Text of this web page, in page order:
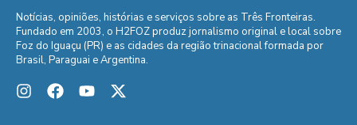
Notícias, opiniões, histórias e serviços sobre as Três Fronteiras.
Fundado em 2003, o H2FOZ produz jornalismo original e local sobre
Foz do Iguaçu (PR) e as cidades da região trinacional formada por
Brasil, Paraguai e Argentina.